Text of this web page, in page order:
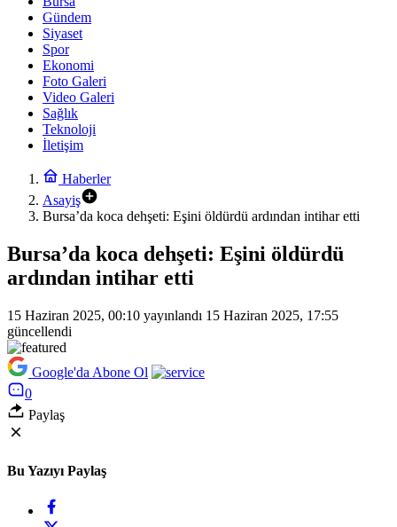
Gündem
Siyaset
Spor
Ekonomi
Foto Galeri
Video Galeri
Sağlık
Teknoloji
İletişim
Haberler
Asayiş
Bursa’da koca dehşeti: Eşini öldürdü ardından intihar etti
Bursa’da koca dehşeti: Eşini öldürdü
ardından intihar etti
15 Haziran 2025, 00:10 yayınlandı 15 Haziran 2025, 17:55
güncellendi
Google'da Abone Ol
0
Paylaş
Bu Yazıyı Paylaş